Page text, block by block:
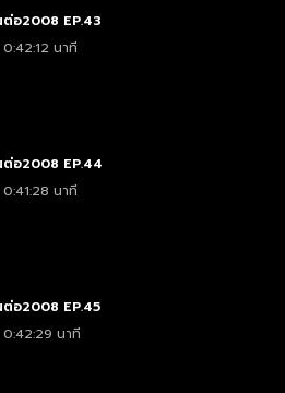
ต่อ2008 EP.43
0:42:12 นาที
ต่อ2008 EP.44
0:41:28 นาที
ต่อ2008 EP.45
0:42:29 นาที